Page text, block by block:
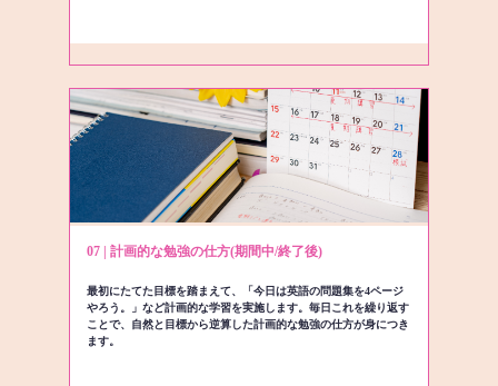
07 | 計画的な勉強の仕方(期間中/終了後)
最初にたてた目標を踏まえて、「今日は英語の問題集を4ページ
やろう。」など計画的な学習を実施します。毎日これを繰り返す
ことで、自然と目標から逆算した計画的な勉強の仕方が身につき
ます。